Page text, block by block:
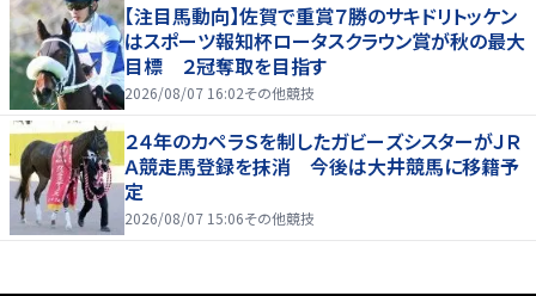
【注目馬動向】佐賀で重賞７勝のサキドリトッケン
はスポーツ報知杯ロータスクラウン賞が秋の最大
目標 ２冠奪取を目指す
2026/08/07 16:02その他競技
２４年のカペラＳを制したガビーズシスターがＪＲ
Ａ競走馬登録を抹消 今後は大井競馬に移籍予
定
2026/08/07 15:06その他競技